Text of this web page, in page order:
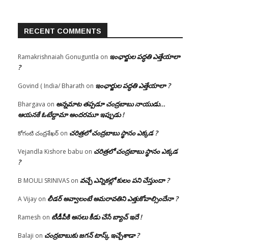
RECENT COMMENTS
Ramakrishnaiah Gonuguntla on ఇంఛార్జుల పద్ధతి ఎత్తేయాలా
?
Govind ( India/ Bharath on ఇంఛార్జుల పద్ధతి ఎత్తేయాలా ?
Bhargava on అన్నమాట తప్పడూ చంద్రబాబు నాయుడు…
ఆయనకే ఓటేద్దామా అందరమూ ఇప్పుడు !
కోగంటి చంద్రశేఖర్ on చరిత్రలో చంద్రబాబు స్థానం ఎక్కడ ?
Vejandla Kishore babu on చరిత్రలో చంద్రబాబు స్థానం ఎక్కడ
?
B MOULI SRINIVAS on వచ్చే ఎన్నికల్లో కులం పని చేస్తుందా ?
A Vijay on లీడర్ అవ్వాలంటే అమరావతిని ఎత్తుకోవాల్సిందేనా ?
Ramesh on టీడీపీకి అసలు కీడు చేసే బ్యాచ్ ఇదే !
Balaji on చంద్రబాబుకు జగన్ టాస్క్ ఇచ్చేశాడా ?